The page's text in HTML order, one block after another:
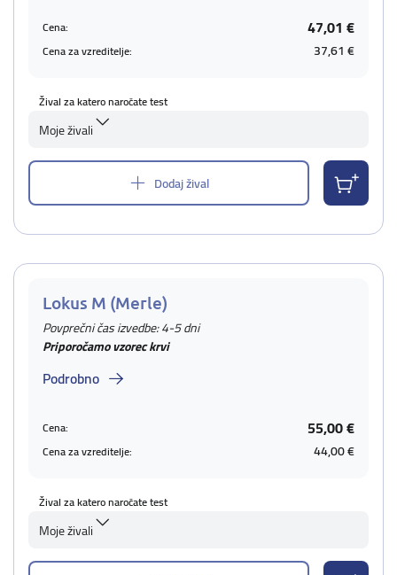
Cena: 47,01 €
Cena za vzreditelje: 37,61 €
Žival za katero naročate test
Moje živali
Dodaj žival
Lokus M (Merle)
Povprečni čas izvedbe: 4-5 dni
Priporočamo vzorec krvi
Podrobno
Cena: 55,00 €
Cena za vzreditelje: 44,00 €
Žival za katero naročate test
Moje živali